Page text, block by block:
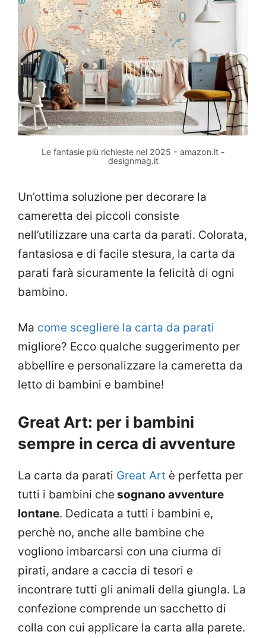
Le fantasie più richieste nel 2025 - amazon.it -
designmag.it
Un’ottima soluzione per decorare la
cameretta dei piccoli consiste
nell’utilizzare una carta da parati. Colorata,
fantasiosa e di facile stesura, la carta da
parati farà sicuramente la felicità di ogni
bambino.
Ma come scegliere la carta da parati
migliore? Ecco qualche suggerimento per
abbellire e personalizzare la cameretta da
letto di bambini e bambine!
Great Art: per i bambini
sempre in cerca di avventure
La carta da parati Great Art è perfetta per
tutti i bambini che sognano avventure
lontane. Dedicata a tutti i bambini e,
perchè no, anche alle bambine che
vogliono imbarcarsi con una ciurma di
pirati, andare a caccia di tesori e
incontrare tutti gli animali della giungla. La
confezione comprende un sacchetto di
colla con cui applicare la carta alla parete.